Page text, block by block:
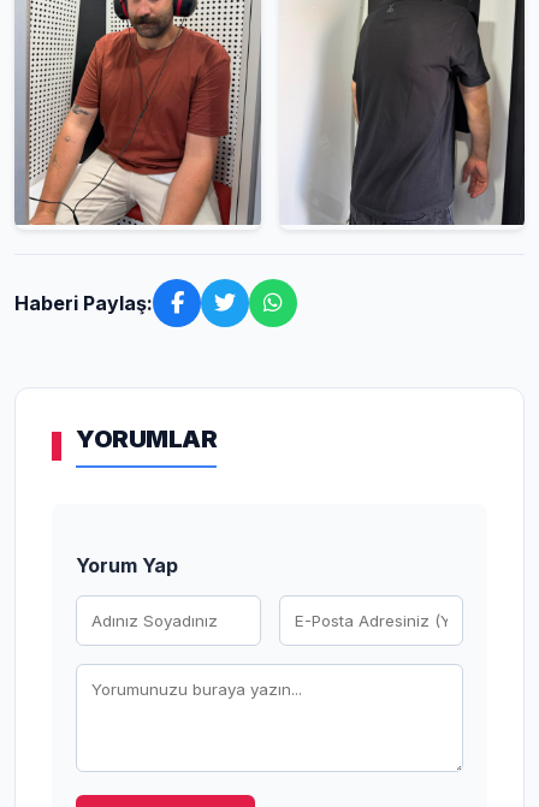
Haberi Paylaş:
YORUMLAR
Yorum Yap